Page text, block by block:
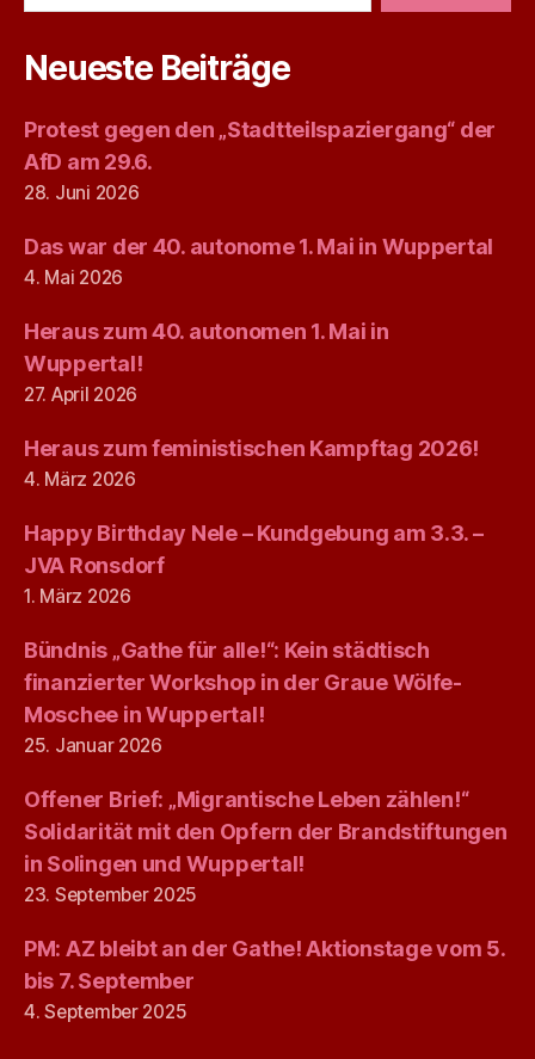
Neueste Beiträge
Protest gegen den „Stadtteilspaziergang“ der
AfD am 29.6.
28. Juni 2026
Das war der 40. autonome 1. Mai in Wuppertal
4. Mai 2026
Heraus zum 40. autonomen 1. Mai in
Wuppertal!
27. April 2026
Heraus zum feministischen Kampftag 2026!
4. März 2026
Happy Birthday Nele – Kundgebung am 3.3. –
JVA Ronsdorf
1. März 2026
Bündnis „Gathe für alle!“: Kein städtisch
finanzierter Workshop in der Graue Wölfe-
Moschee in Wuppertal!
25. Januar 2026
Offener Brief: „Migrantische Leben zählen!“
Solidarität mit den Opfern der Brandstiftungen
in Solingen und Wuppertal!
23. September 2025
PM: AZ bleibt an der Gathe! Aktionstage vom 5.
bis 7. September
4. September 2025